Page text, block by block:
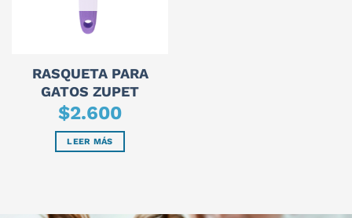
RASQUETA PARA
GATOS ZUPET
$2.600
LEER MÁS